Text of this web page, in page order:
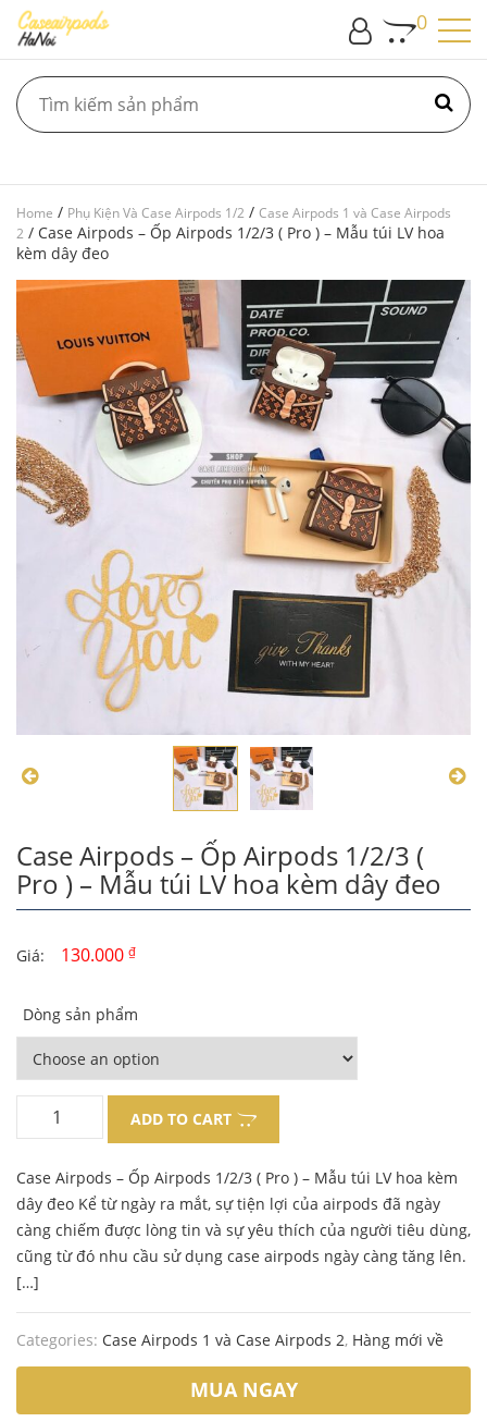
0
Home / Phụ Kiện Và Case Airpods 1/2 / Case Airpods 1 và Case Airpods
2 / Case Airpods – Ốp Airpods 1/2/3 ( Pro ) – Mẫu túi LV hoa
kèm dây đeo
Case Airpods – Ốp Airpods 1/2/3 (
Pro ) – Mẫu túi LV hoa kèm dây đeo
Giá: 130.000 ₫
Dòng sản phẩm
ADD TO CART
Case Airpods – Ốp Airpods 1/2/3 ( Pro ) – Mẫu túi LV hoa kèm
dây đeo Kể từ ngày ra mắt, sự tiện lợi của airpods đã ngày
càng chiếm được lòng tin và sự yêu thích của người tiêu dùng,
cũng từ đó nhu cầu sử dụng case airpods ngày càng tăng lên.
[…]
Categories: Case Airpods 1 và Case Airpods 2, Hàng mới về
MUA NGAY